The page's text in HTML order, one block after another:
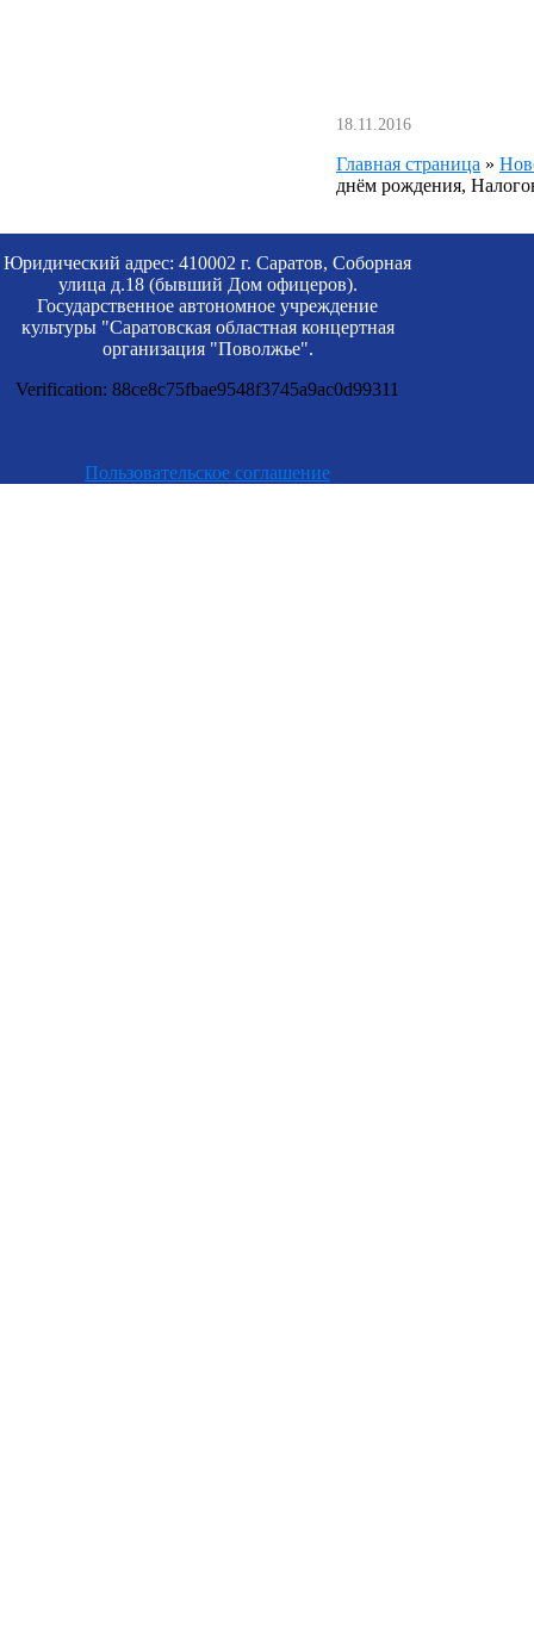
18.11.2016
Главная страница »
днём рождения,
Юридический адрес: 410002 г. Саратов, Соборная
улица д.18 (бывший Дом офицеров).
Государственное автономное учреждение
культуры "Саратовская областная концертная
организация "Поволжье".
Verification: 88ce8c75fbae9548f3745a9ac0d99311
Пользовательское соглашение